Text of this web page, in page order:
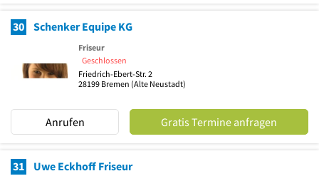
30 Schenker Equipe KG
Friseur
Geschlossen
Friedrich-Ebert-Str. 2
28199 Bremen (Alte Neustadt)
Anrufen Gratis Termine anfragen
31 Uwe Eckhoff Friseur